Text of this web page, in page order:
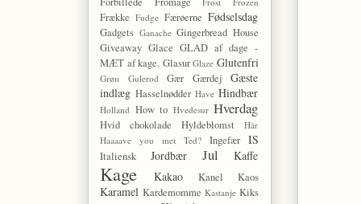
Frække Fudge Færøerne Fødselsdag
Gadgets Ganache Gingerbread House
Giveaway Glace GLAD af dage -
MÆT af kage. Glasur Glaze Glutenfri
Grøn Gulerod Gær Gærdej
Gæste
indlæg Hasselnødder Have Hindbær
Holland How to Hvedesur Hverdag
Hvid chokolade Hyldeblomst
Hår
Haaaave you met Ted?
Ingefær IS
Italiensk Jordbær Jul Kaffe
Kage Kakao Kanel Kaos
Karamel Kardemomme Kastanje Kiks